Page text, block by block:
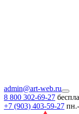
admin@art-web.ru
8 800 302-69-27
+7 (903) 403-59-27